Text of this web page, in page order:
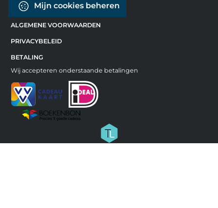
Mijn cookies beheren
ALGEMENE VOORWAARDEN
PRIVACYBELEID
BETALING
Wij accepteren onderstaande betalingen